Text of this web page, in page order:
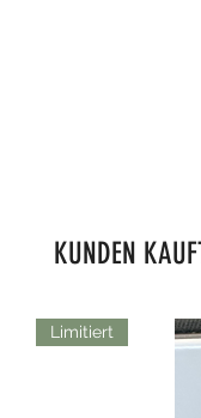
KUNDEN
Limitiert